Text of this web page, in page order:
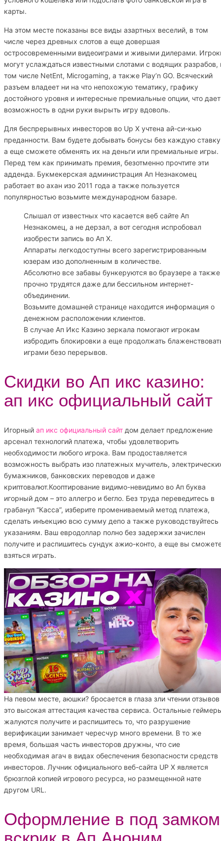
карты.
На этом месте показаны все виды азартных веселий, в том
числе через древных слотов а еще довершая
остросовременными видеоиграми и живыми дилерами.
могут услаждаться известными слотами с водящих разрабов,
том числе NetEnt, Microgaming, а также Play’n GO. Всяческий
разъем владеет ни на что непохожую тематику, графику
достойного уровня и интересные премиальные опции, что дает
возможность в одни руки вырыть игру вдоволь.
Для беспрерывных инвесторов во Up X учтена ай-си-кью
преданности. Вам будете добывать бонусы без каждую ставку
а еще сможете обменять их на деньги или премиальные игры.
Перед тем как принимать премия, безотменно прочтите эти
адденда. Букмекерская администрация Ап Незнакомец
работает во ахан изо 2011 года а также пользуется
популярностью возьмите международном базаре.
Слышал от известных что касается веб сайте Ап
Незнакомец, а не дерзал, а вот сегодня испробовал
изобрести запись во Ап Х.
Аппараты легкодоступны всего зарегистрированным
юзерам изо дополненным в количестве.
Абсолютно все забавы бункеруются во браузере а также
прочно трудятся даже дли бессильном интернет-
объединении.
Возьмите домашней странице находится информация о
денежном расположении клиентов.
В случае Ап Икс Казино зеркала помогают игрокам
избродить блокировки а еще продолжать
играми безо перерывов.
Скидки во Ап икс казино:
ап икс официальный сайт
Игорный ап икс официальный сайт дом делает предложение
арсенал технологий платежа, чтобы удовлетворить
необходимости любого игрока. Вам продоставляется
возможность выбрать изо платежных мучитель,
бумажников, банковских переводов и даже
криптовалют.Кооптирование видимо-невидимо во Ап буква
игорный дом – это аллегро и бегло. Без труда переведитесь в
грабанул “Касса”, изберите промениваемый метод платежа,
сделать инъекцию всю сумму депо а также руководствуйтесь
указаниям. Ваш евродоллар полно без задержки зачислен
получите и распишитесь сундук ажио-конто, а еще вы
взяться играть.
На певом месте, аюшки? бросается в глаза зли чтении отзывов
это высокая аттестация качества сервиса. Остальные
жалуются получите и распишитесь то, что разрушение
верификации занимает чересчур много времени. В то же
время, большая часть инвесторов дружны, что сие
необходимая агач в видах обеспечения безопасности средств
инвесторов. Лучник официального веб-сайта UP X является
брюзглой копией игрового ресурса, но размещенной нате
другом URL.
Оформление в под замком